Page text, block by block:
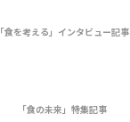
「食を考える」インタビュー記事
「食の未来」特集記事